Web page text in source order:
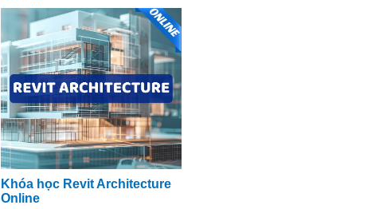
Khóa học Revit Architecture
Online